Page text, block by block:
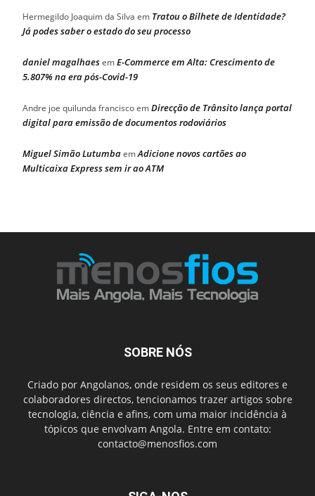
Hermegildo Joaquim da Silva em Tratou o Bilhete de Identidade?
Já podes saber o estado do seu processo
daniel magalhaesemE-Commerce em Alta: Crescimento de
5.807% na era pós-Covid-19
Andre joe quilunda franciscoemDirecção de Trânsito lança portal
digital para emissão de documentos rodoviários
Miguel Simão LutumbaemAdicione novos cartões ao
Multicaixa Express sem ir ao ATM
SOBRE NÓS
Criado por Angolanos, onde residem os seus editores e
colaboradores directos, tencionamos trazer artigos sobre
tecnologia, ciência e afins, com uma maior incidência à
tópicos que envolvam Angola. Entre em contato:
contacto@menosfios.com